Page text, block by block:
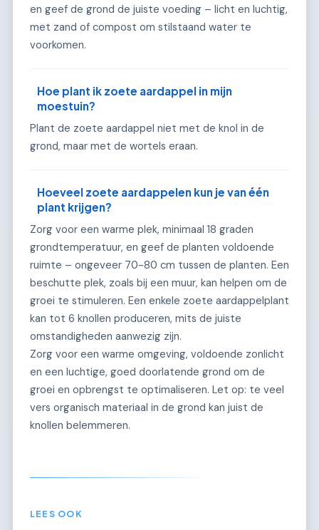
en geef de grond de juiste voeding – licht en luchtig,
met zand of compost om stilstaand water te
voorkomen.
Hoe plant ik zoete aardappel in mijn
moestuin?
Plant de zoete aardappel niet met de knol in de
grond, maar met de wortels eraan.
Hoeveel zoete aardappelen kun je van één
plant krijgen?
Zorg voor een warme plek, minimaal 18 graden
grondtemperatuur, en geef de planten voldoende
ruimte – ongeveer 70-80 cm tussen de planten. Een
beschutte plek, zoals bij een muur, kan helpen om de
groei te stimuleren. Een enkele zoete aardappelplant
kan tot 6 knollen produceren, mits de juiste
omstandigheden aanwezig zijn.
Zorg voor een warme omgeving, voldoende zonlicht
en een luchtige, goed doorlatende grond om de
groei en opbrengst te optimaliseren. Let op: te veel
vers organisch materiaal in de grond kan juist de
knollen belemmeren.
LEES OOK